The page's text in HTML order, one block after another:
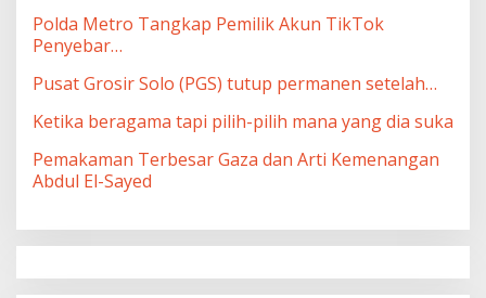
Polda Metro Tangkap Pemilik Akun TikTok
Penyebar…
Pusat Grosir Solo (PGS) tutup permanen setelah…
Ketika beragama tapi pilih-pilih mana yang dia suka
Pemakaman Terbesar Gaza dan Arti Kemenangan
Abdul El-Sayed